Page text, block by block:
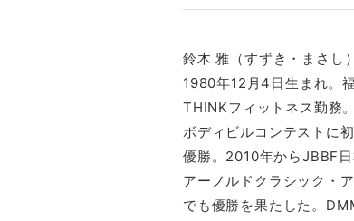
鈴木 雅（すずき・まさし）
1980年12月4日生まれ。
THINKフィットネス勤務
ボディビルコンテストに
優勝。2010年からJBBF
アーノルドクラシック・
でも優勝を果たした。